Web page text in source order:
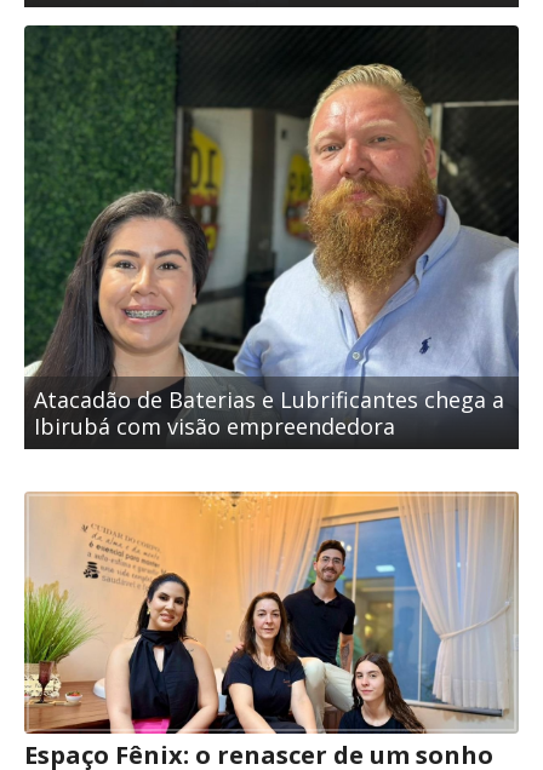
Atacadão de Baterias e Lubrificantes chega a
Ibirubá com visão empreendedora
Espaço Fênix: o renascer de um sonho